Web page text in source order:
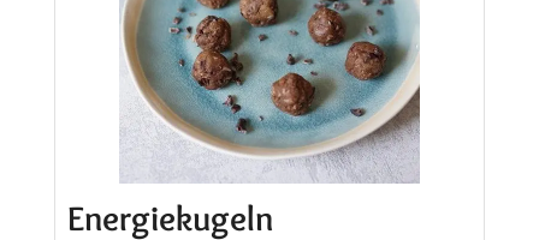
Energiekugeln